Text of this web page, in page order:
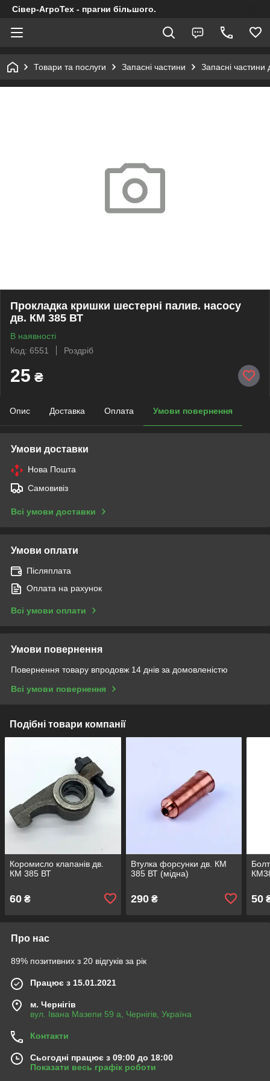
Сівер-АгроТех - прагни більшого.
Товари та послуги Запасні частини Запасні частини
Прокладка кришки шестерні палив. насосу
дв. КМ 385 ВТ
В наявності
Код: 6551
Роздріб
25 ₴
Опис Доставка Оплата Умови повернення
Умови доставки
Нова Пошта
Самовивіз
Всі умови доставки
Умови оплати
Післяплата
Оплата на рахунок
Всі умови оплати
Умови повернення
Повернення товару впродовж 14 днів за домовленістю
Всі умови повернення
Подібні товари компанії
Коромисло клапанів дв.
КМ 385 ВТ
60 ₴
Втулка форсунки дв. КМ
385 ВТ (мідна)
290₴ 50
Про нас
89% позитивних з 20 відгуків за рік
Працює з 15.01.2021
м. Чернігів
вул. Івана Мазепи 59 а, Чернігів, Україна
Контакти
Сьогодні працює з 09:00 до 18:00
Показати весь графік роботи